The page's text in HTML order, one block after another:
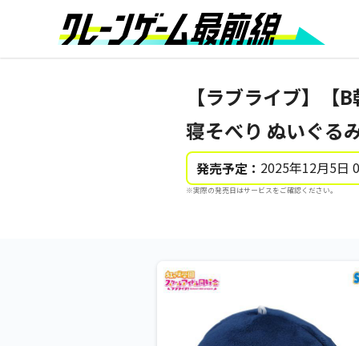
【ラブライブ】【
寝そべり ぬいぐる
発売予定： 2025年12月5日
※実際の発売日はサービスをご確認ください。